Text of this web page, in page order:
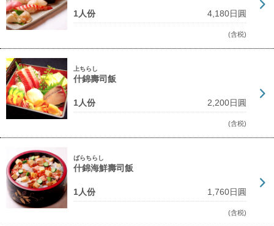
1人份 4,180日圓
(含税)
上ちらし
什錦壽司飯
1人份 2,200日圓
(含税)
ばらちらし
什錦海鮮壽司飯
1人份 1,760日圓
(含税)